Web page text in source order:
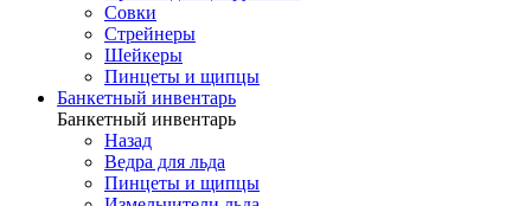
Совки
Стрейнеры
Шейкеры
Пинцеты и щипцы
Банкетный инвентарь
Банкетный инвентарь
Назад
Ведра для льда
Пинцеты и щипцы